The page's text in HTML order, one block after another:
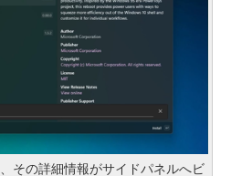
その詳細情報がサイドパネルへビ